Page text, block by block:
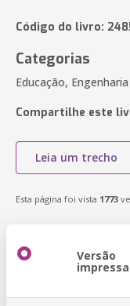
Código do livro:
Categorias
Educação,
Compartilhe este
Leia um trecho
Esta página foi vista 1773
Versão
impressa